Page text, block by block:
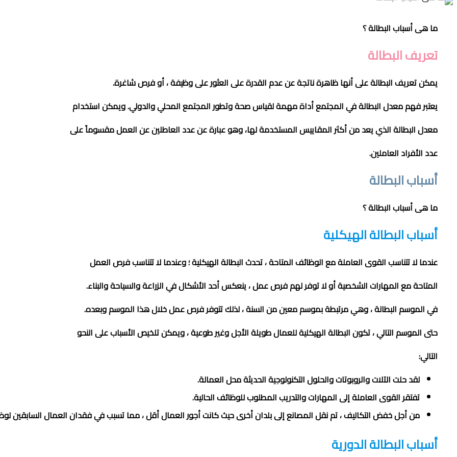
ما هى أسباب البطالة ؟
تعريف البطالة
يمكن تعريف البطالة على أنها ظاهرة ناتجة عن عدم القدرة على العثور على وظيفة ، أو فرص شاغرة.
يعتبر فهم معدل البطالة في المجتمع أداة مهمة لقياس صحة وتطور المجتمع المحلي والدولي. ويمكن استخدام
معدل البطالة الذي يعد من أكثر المقاييس المستخدمة لها، وهو عبارة عن عدد العاطلين عن العمل مقسوماً على
عدد الأفراد العاملين.
أسباب البطالة
ما هى أسباب البطالة ؟
أسباب البطالة الهيكلية
عندما لا تتناسب القوى العاملة مع الوظائف المتاحة ، تحدث البطالة الهيكلية ؛ وعندما لا تتناسب فرص العمل
المتاحة مع المهارات الشخصية أو لا توفر لهم فرص عمل ، ينعكس أحد الأشكال في الزراعة والسياحة والبناء.
في الموسم البطالة ، وهي مرتبطة بموسم معين من السنة ، لذلك تتوفر فرص عمل خلال هذا الموسم وبعده.
حتى الموسم التالي ، تكون البطالة الهيكلية للعمال طويلة الأجل وغير طوعية ، ويمكن تلخيص الأسباب على النحو
التالي:
لقد حلت الآلات والروبوتات والحلول التكنولوجية الحديثة محل العمالة.
تفتقر القوى العاملة إلى المهارات والتدريب المطلوب للوظائف الحالية.
من أجل خفض التكاليف ، تم نقل المصانع إلى بلدان أخرى حيث كانت أجور العمال أقل ، مما تسبب في فقدان العمال السابقين
أسباب البطالة الدورية